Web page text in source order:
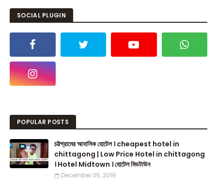
SOCIAL PLUGIN
POPULAR POSTS
চট্টগ্রামের আবাসিক হোটেল । cheapest hotel in
chittagong | Low Price Hotel in chittagong
। Hotel Midtown । হোটেল মিডটাউন
December 05, 2019